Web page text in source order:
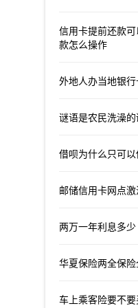
信用卡提前还款
款怎么操作
外地人办当地银
谜语是农民洗澡
借呗为什么只可
邮储信用卡网点
两万一年利息多少
华夏保险两全保险
车上乘客险要不要